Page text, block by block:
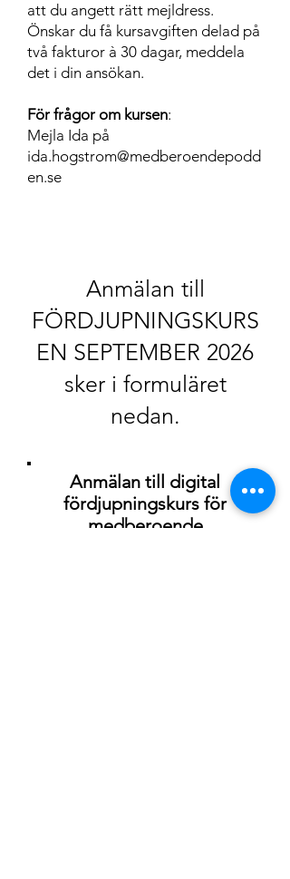
att du angett rätt mejldress.
Önskar du få kursavgiften delad på
två fakturor à 30 dagar, meddela
det i din ansökan.
För frågor om kursen:
Mejla Ida på
ida.hogstrom@medberoendepodd
en.se
Anmälan till
FÖRDJUPNINGSKURS
EN SEPTEMBER 2026
sker i formuläret
nedan.
Anmälan till digital
fördjupningskurs för
medberoende